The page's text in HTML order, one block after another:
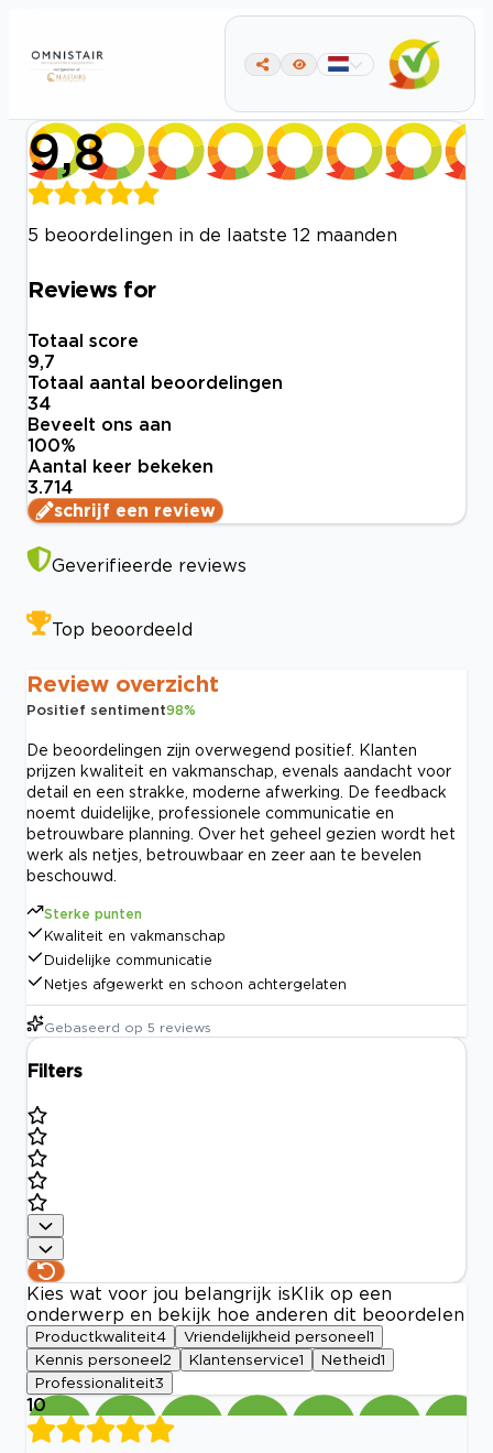
9,8
5 beoordelingen in de laatste 12 maanden
Reviews for
Totaal score
9,7
Totaal aantal beoordelingen
34
Beveelt ons aan
100%
Aantal keer bekeken
3.714
schrijf een review
Geverifieerde reviews
Top beoordeeld
Review overzicht
Positief sentiment98%
De beoordelingen zijn overwegend positief. Klanten
prijzen kwaliteit en vakmanschap, evenals aandacht voor
detail en een strakke, moderne afwerking. De feedback
noemt duidelijke, professionele communicatie en
betrouwbare planning. Over het geheel gezien wordt het
werk als netjes, betrouwbaar en zeer aan te bevelen
beschouwd.
Sterke punten
Kwaliteit en vakmanschap
Duidelijke communicatie
Netjes afgewerkt en schoon achtergelaten
Gebaseerd op 5 reviews
Filters
Kies wat voor jou belangrijk is Klik op een
onderwerp en bekijk hoe anderen dit beoordelen
Productkwaliteit4 Vriendelijkheid personeel 1
Kennis personeel 2 Klantenservice1 Netheid1
Professionaliteit3
10